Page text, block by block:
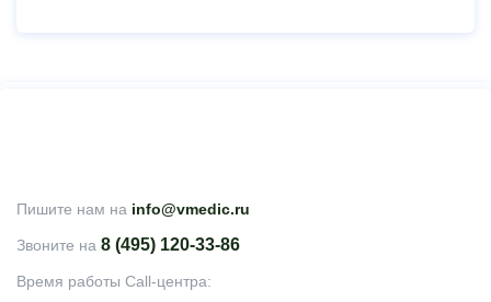
Пишите нам на info@vmedic.ru
Звоните на 8 (495) 120-33-86
Время работы Call-центра: